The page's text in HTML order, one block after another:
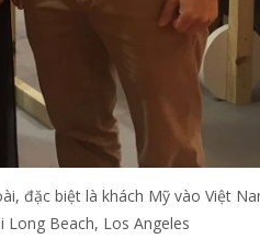
đặc biệt là khách Mỹ vào Việt
Beach, Los Angeles